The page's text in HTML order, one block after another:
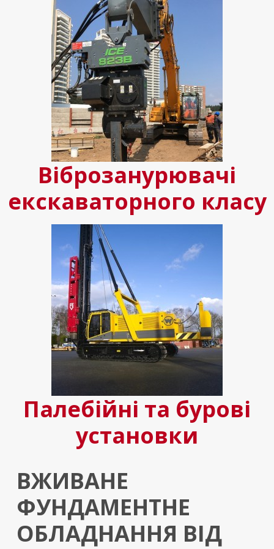
Віброзанурювачі
екскаваторного класу
Палебійні та бурові
установки
ВЖИВАНЕ
ФУНДАМЕНТНЕ
ОБЛАДНАННЯ ВІД